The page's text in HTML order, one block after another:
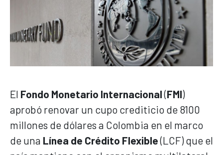
El Fondo Monetario Internacional(FMI)
aprobó renovar un cupo crediticio de 8100
millones de dólares a Colombia en el marco
de una Línea de Crédito Flexible(LCF) que el